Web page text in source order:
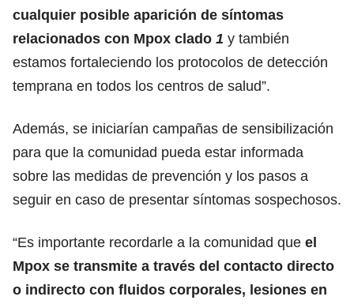
cualquier posible aparición de síntomas
relacionados con Mpox clado 1 y también
estamos fortaleciendo los protocolos de detección
temprana en todos los centros de salud”.
Además, se iniciarían campañas de sensibilización
para que la comunidad pueda estar informada
sobre las medidas de prevención y los pasos a
seguir en caso de presentar síntomas sospechosos.
“Es importante recordarle a la comunidad que el
Mpox se transmite a través del contacto directo
o indirecto con fluidos corporales, lesiones en